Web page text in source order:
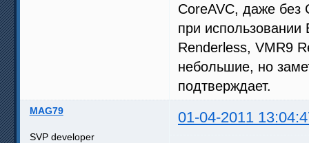
CoreAVC, даже без
при
Renderless, VMR9
небольшие, но
подтверждает.
MAG79 01-04-2011
SVP developer